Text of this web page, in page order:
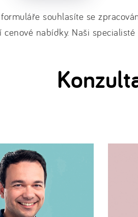
souhlasíte se
cenové nabídky. Naši